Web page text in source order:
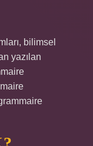
bilimsel
yazılan